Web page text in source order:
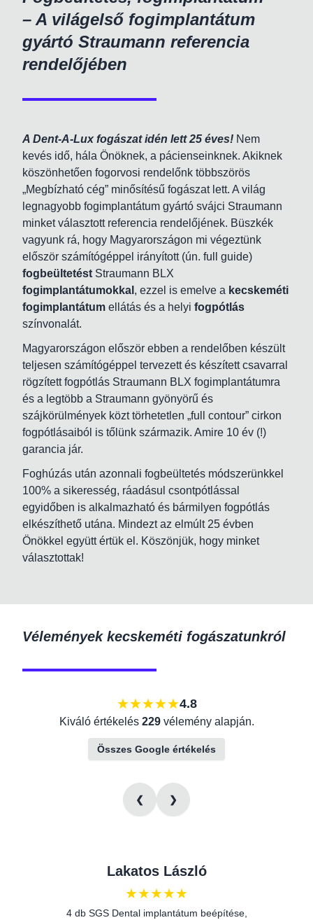
– A világelső fogimplantátum
gyártó Straumann referencia
rendelőjében
A Dent-A-Lux fogászat idén lett 25 éves! Nem
kevés idő, hála Önöknek, a pácienseinknek. Akiknek
köszönhetően fogorvosi rendelőnk többszörös
„Megbízható cég” minősítésű fogászat lett. A világ
legnagyobb fogimplantátum gyártó svájci Straumann
minket választott referencia rendelőjének. Büszkék
vagyunk rá, hogy Magyarországon mi végeztünk
először számítógéppel irányított (ún. full guide)
fogbeültetést Straumann BLX
fogimplantátumokkal , ezzel is emelve a kecskeméti
fogimplantátum ellátás és a helyi fogpótlás
színvonalát.
Magyarországon először ebben a rendelőben készült
teljesen számítógéppel tervezett és készített csavarral
rögzített fogpótlás Straumann BLX fogimplantátumra
és a legtöbb a Straumann gyönyörű és
szájkörülmények közt törhetetlen „full contour” cirkon
fogpótlásaiból is tőlünk származik. Amire 10 év (!)
garancia jár.
Foghúzás után azonnali fogbeültetés módszerünkkel
100% a sikeresség, ráadásul csontpótlással
egyidőben is alkalmazható és bármilyen fogpótlás
elkészíthető utána. Mindezt az elmúlt 25 évben
Önökkel együtt értük el. Köszönjük, hogy minket
választottak!
Vélemények kecskeméti fogászatunkról
★★★★★4.8
Kiváló értékelés 229vélemény alapján.
Összes Google értékelés
❮ ❯
Lakatos László
★★★★★
4 db SGS Dental implantátum beépítése,